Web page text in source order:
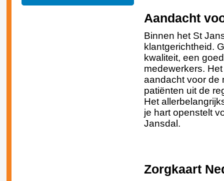
Aandacht
Binnen het St
klantgerichtheid.
kwaliteit, een
medewerkers.
aandacht voor de
patiënten uit de
Het
je hart openstelt
Jansdal.
Zorgkaart